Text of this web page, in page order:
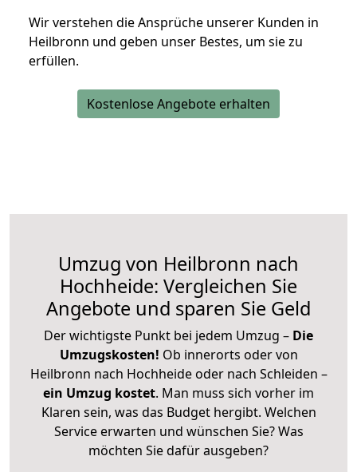
Wir verstehen die Ansprüche unserer Kunden in
Heilbronn und geben unser Bestes, um sie zu
erfüllen.
Kostenlose Angebote erhalten
Umzug von Heilbronn nach
Hochheide: Vergleichen Sie
Angebote und sparen Sie Geld
Der wichtigste Punkt bei jedem Umzug – Die
Umzugskosten! Ob innerorts oder von
Heilbronn nach Hochheide oder nach Schleiden –
ein Umzug kostet. Man muss sich vorher im
Klaren sein, was das Budget hergibt. Welchen
Service erwarten und wünschen Sie? Was
möchten Sie dafür ausgeben?